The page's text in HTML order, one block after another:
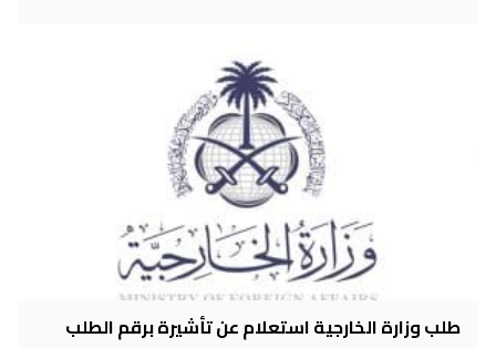
طلب وزارة الخارجية استعلام عن تأشيرة برقم الطلب